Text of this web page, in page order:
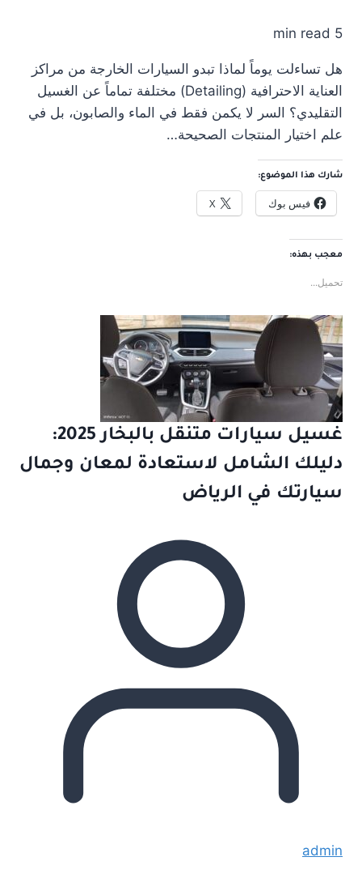
5 min read
هل تساءلت يوماً لماذا تبدو السيارات الخارجة من مراكز
العناية الاحترافية (Detailing) مختلفة تماماً عن الغسيل
التقليدي؟ السر لا يكمن فقط في الماء والصابون، بل في
علم اختيار المنتجات الصحيحة…
شارك هذا الموضوع:
فيس بوك X
معجب بهذه:
تحميل...
غسيل سيارات متنقل بالبخار 2025:
دليلك الشامل لاستعادة لمعان وجمال
سيارتك في الرياض
admin